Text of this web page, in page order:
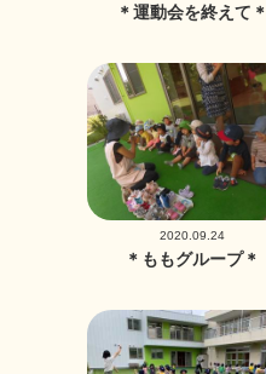
＊運動会を終えて＊
2020.09.24
＊ももグループ＊